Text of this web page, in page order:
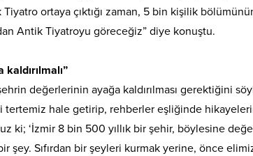
ortaya çıktığı zaman, 5 bin kişilik
Antik Tiyatroyu göreceğiz” diye konuştu.
değerlerinin ayağa kaldırılması gerektiğini
tertemiz hale getirip, rehberler eşliğinde
ki; ‘İzmir 8 bin 500 yıllık bir şehir, böylesine
bir şey. Sıfırdan bir şeyleri kurmak yerine, önce